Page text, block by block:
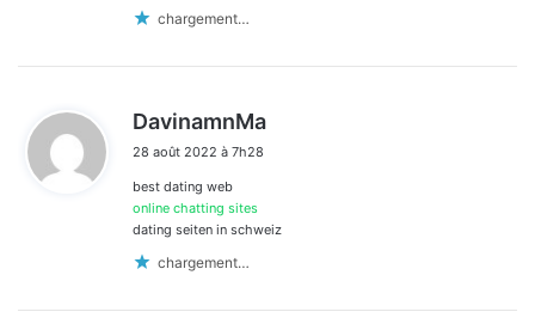
chargement…
DavinamnMa
28 août 2022 à 7h28
best dating web
online chatting sites
dating seiten in schweiz
chargement…